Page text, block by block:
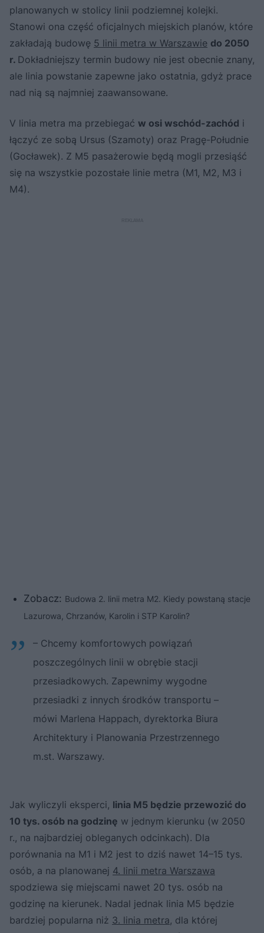
planowanych w stolicy linii podziemnej kolejki.
Stanowi ona część oficjalnych miejskich planów, które
zakładają budowę 5 linii metra w Warszawie do 2050
r. Dokładniejszy termin budowy nie jest obecnie znany,
ale linia powstanie zapewne jako ostatnia, gdyż prace
nad nią są najmniej zaawansowane.
V linia metra ma przebiegać w osi wschód-zachód i
łączyć ze sobą Ursus (Szamoty) oraz Pragę-Południe
(Gocławek). Z M5 pasażerowie będą mogli przesiąść
się na wszystkie pozostałe linie metra (M1, M2, M3 i
M4).
Zobacz: Budowa 2. linii metra M2. Kiedy powstaną stacje
Lazurowa, Chrzanów, Karolin i STP Karolin?
– Chcemy komfortowych powiązań
poszczególnych linii w obrębie stacji
przesiadkowych. Zapewnimy wygodne
przesiadki z innych środków transportu –
mówi Marlena Happach, dyrektorka Biura
Architektury i Planowania Przestrzennego
m.st. Warszawy.
Jak wyliczyli eksperci, linia M5 będzie przewozić do
10 tys. osób na godzinę w jednym kierunku (w 2050
r., na najbardziej obleganych odcinkach). Dla
porównania na M1 i M2 jest to dziś nawet 14–15 tys.
osób, a na planowanej 4. linii metra Warszawa
spodziewa się miejscami nawet 20 tys. osób na
godzinę na kierunek. Nadal jednak linia M5 będzie
bardziej popularna niż 3. linia metra, dla której